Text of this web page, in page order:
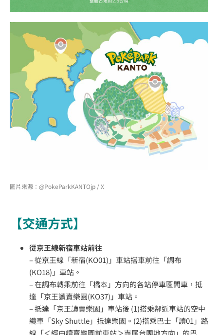
圖片來源：@PokeParkKANTOjp / X
【交通方式】
從京王線新宿車站前往
– 從京王線「新宿(KO01)」車站搭車前往「調布
(KO18)」車站。
– 在調布轉乘前往「橋本」方向的各站停車區間車，抵
達「京王讀賣樂園(KO37)」車站。
– 抵達「京王讀賣樂園」車站後 (1)搭乘鄰近車站的空中
纜車「Sky Shuttle」抵達樂園。(2)搭乘巴士「讀01」路
線「＜經由讀賣樂園前車站＞寺尾台團地方向」的巴